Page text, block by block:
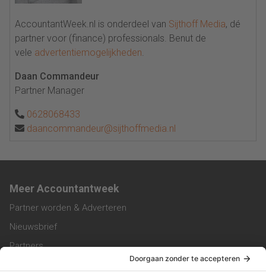
AccountantWeek.nl is onderdeel van Sijthoff Media, dé
partner voor (finance) professionals. Benut de
vele advertentiemogelijkheden
Daan Commandeur
Partner Manager
0628068433
daancommandeur@sijthoffmedia.nl
Meer Accountantweek
Partner worden & Adverteren
Nieuwsbrief
Partners